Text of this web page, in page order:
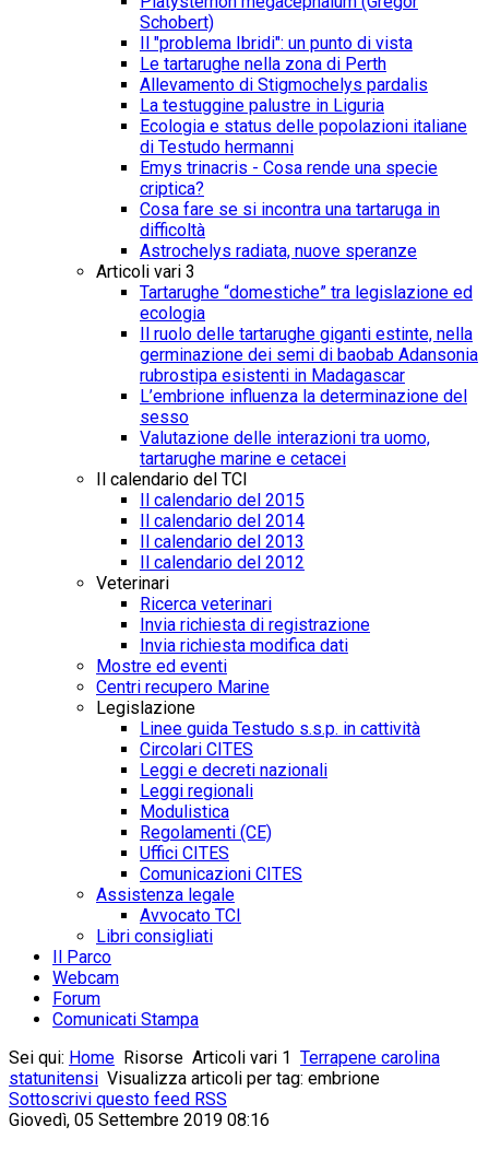
Schobert)
Il "problema Ibridi": un punto di vista
Le tartarughe nella zona di Perth
Allevamento di Stigmochelys pardalis
La testuggine palustre in Liguria
Ecologia e status delle popolazioni italiane
di Testudo hermanni
Emys trinacris - Cosa rende una specie
criptica?
Cosa fare se si incontra una tartaruga in
difficoltà
Astrochelys radiata, nuove speranze
Articoli vari 3
Tartarughe “domestiche” tra legislazione ed
ecologia
Il ruolo delle tartarughe giganti estinte, nella
germinazione dei semi di baobab Adansonia
rubrostipa esistenti in Madagascar
L’embrione influenza la determinazione del
sesso
Valutazione delle interazioni tra uomo,
tartarughe marine e cetacei
Il calendario del TCI
Il calendario del 2015
Il calendario del 2014
Il calendario del 2013
Il calendario del 2012
Veterinari
Ricerca veterinari
Invia richiesta di registrazione
Invia richiesta modifica dati
Mostre ed eventi
Centri recupero Marine
Legislazione
Linee guida Testudo s.s.p. in cattività
Circolari CITES
Leggi e decreti nazionali
Leggi regionali
Modulistica
Regolamenti (CE)
Uffici CITES
Comunicazioni CITES
Assistenza legale
Avvocato TCI
Libri consigliati
Il Parco
Webcam
Forum
Comunicati Stampa
Sei qui: Home Risorse Articoli vari 1 Terrapene carolina
statunitensi Visualizza articoli per tag: embrione
Sottoscrivi questo feed RSS
Giovedì, 05 Settembre 2019 08:16